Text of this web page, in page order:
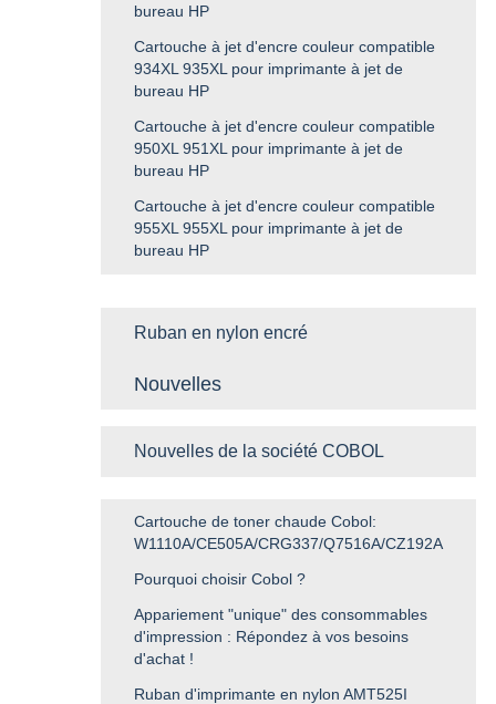
bureau HP
Cartouche à jet d'encre couleur compatible
934XL 935XL pour imprimante à jet de
bureau HP
Cartouche à jet d'encre couleur compatible
950XL 951XL pour imprimante à jet de
bureau HP
Cartouche à jet d'encre couleur compatible
955XL 955XL pour imprimante à jet de
bureau HP
Ruban en nylon encré
Nouvelles
Nouvelles de la société COBOL
Cartouche de toner chaude Cobol:
W1110A/CE505A/CRG337/Q7516A/CZ192A
Pourquoi choisir Cobol ?
Appariement "unique" des consommables
d'impression : Répondez à vos besoins
d'achat !
Ruban d'imprimante en nylon AMT525I